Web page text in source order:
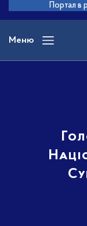
основного
вмісту
Портал в
Меню